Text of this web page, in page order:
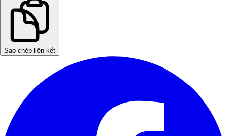
Sao chép liên kết